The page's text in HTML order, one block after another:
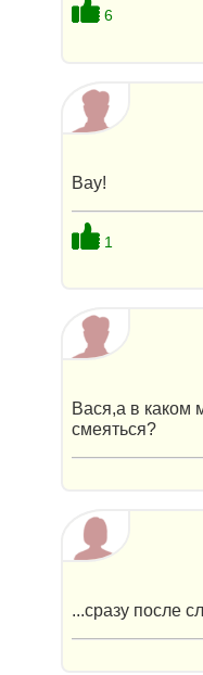
6
Вау!
1
Вася,а в каком
смеяться?
...сразу после